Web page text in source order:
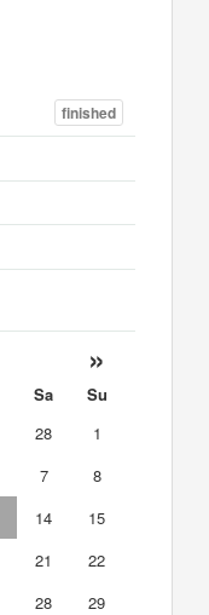
finished
»
Sa
Su
28
1
7
8
14
15
21
22
28
29